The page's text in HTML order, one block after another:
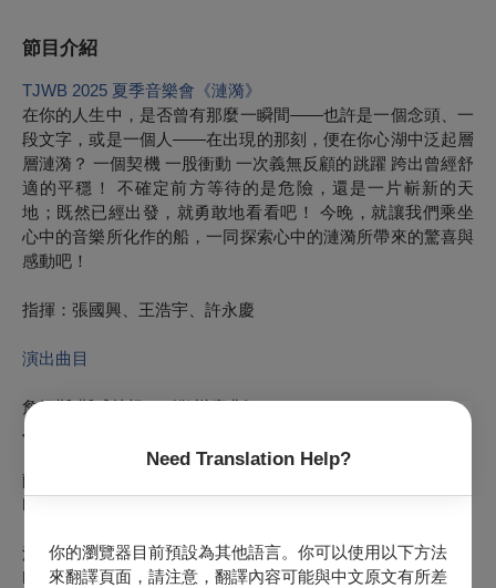
Need Translation Help?
你的瀏覽器目前預設為其他語言。你可以使用以下方法
來翻譯頁面，請注意，翻譯內容可能與中文原文有所差
節目介紹
TJWB 2025 夏季音樂會《漣漪》
在你的人生中，是否曾有那麼一瞬間——也許是一個念頭、一
段文字，或是一個人——在出現的那刻，便在你心湖中泛起層
層漣漪？ 一個契機 一股衝動 一次義無反顧的跳躍 跨出曾經舒
適的平穩！ 不確定前方等待的是危險，還是一片嶄新的天
地；既然已經出發，就勇敢地看看吧！ 今晚，就讓我們乘坐
心中的音樂所化作的船，一同探索心中的漣漪所帶來的驚喜與
感動吧！
指揮：張國興、王浩宇、許永慶
演出曲目
詹姆斯·斯威林根：《歡樂慶典》
James Swearingen: Jubilance
蘭達爾·D·斯坦德里奇：《變革之風》
Randall D. Standridge: Winds of Change
洛朗 ·博蒙：《小精靈的遊行》
Laurent BÔMONT: La parade des lutins